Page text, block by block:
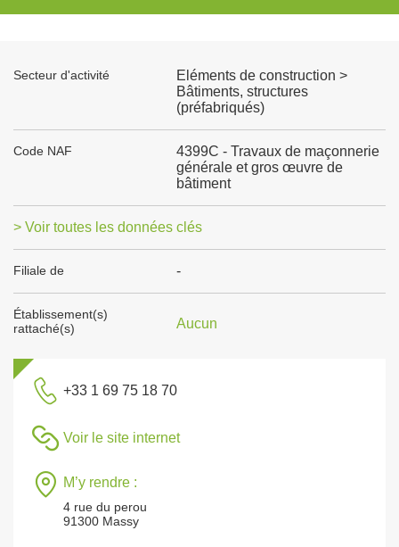
Secteur d'activité
Eléments de construction >
Bâtiments, structures
(préfabriqués)
Code NAF
4399C - Travaux de maçonnerie
générale et gros œuvre de
bâtiment
> Voir toutes les données clés
Filiale de -
Établissement(s)
rattaché(s)
Aucun
+33 1 69 75 18 70
Voir le site internet
M’y rendre :
4 rue du perou
91300 Massy